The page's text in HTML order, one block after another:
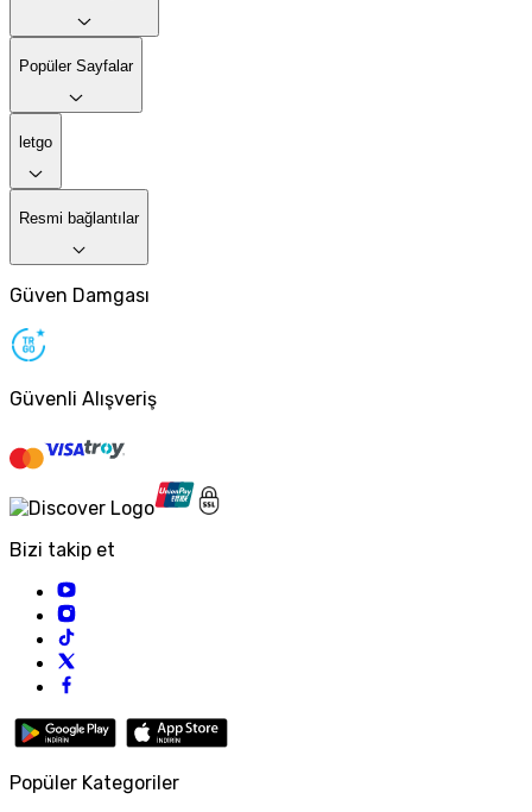
Popüler Sayfalar
letgo
Resmi bağlantılar
Güven Damgası
Güvenli Alışveriş
Bizi takip et
Popüler Kategoriler